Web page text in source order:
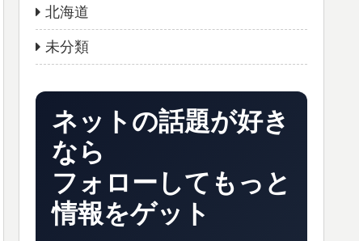
北海道
未分類
ネットの話題が好き
なら
フォローしてもっと
情報をゲット